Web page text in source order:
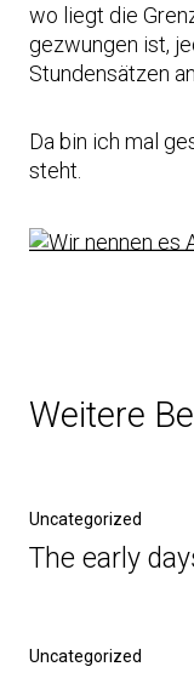
wo liegt die
gezwungen ist,
Stundensätzen
Da bin ich mal
steht.
Weitere
Uncategorized
The early
Uncategorized